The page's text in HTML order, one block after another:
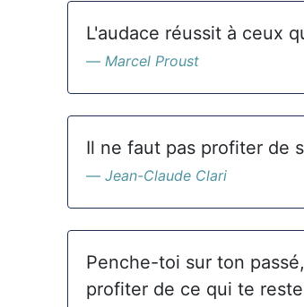
L'audace réussit à ceux
Marcel Proust
Il ne faut pas profiter de
Jean-Claude Clari
Penche-toi sur ton
profiter de ce qui te